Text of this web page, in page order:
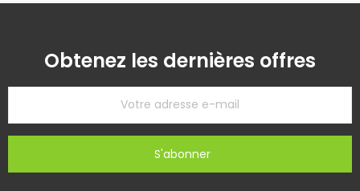
Obtenez les dernières offres
S'abonner